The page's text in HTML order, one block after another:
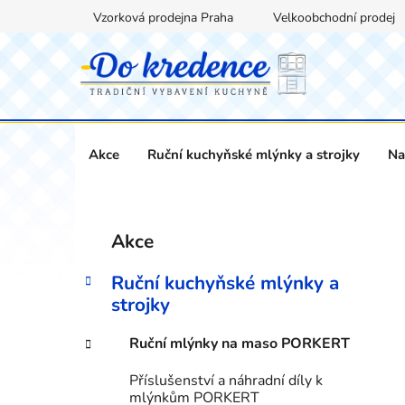
obsah
Vzorková prodejna Praha Velkoobchodní prodej
Akce Ruční kuchyňské mlýnky a strojky
s
a
Přeskočit
kategorie
e
r
Akce
Ruční kuchyňské mlýnky a
strojky
Ruční mlýnky na maso PORKERT
Příslušenství a náhradní díly k
mlýnkům PORKERT